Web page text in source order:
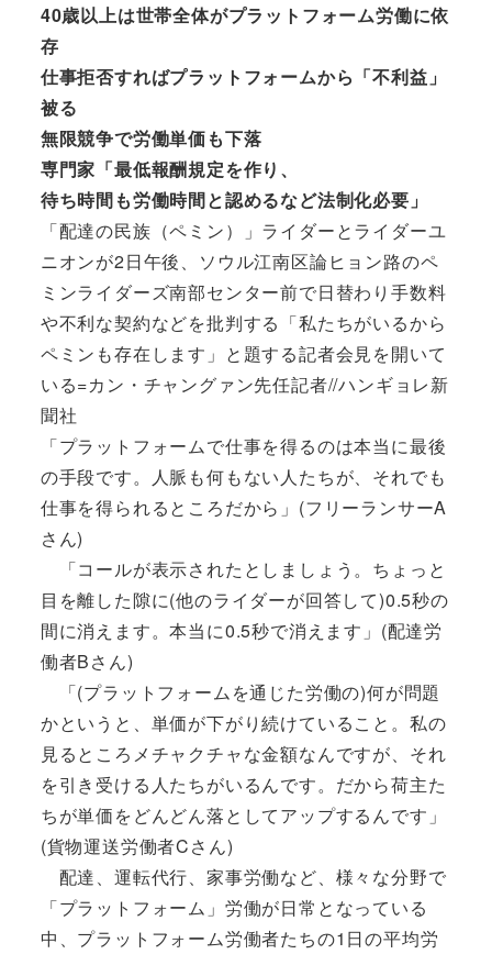
40歳以上は世帯全体がプラットフォーム労働に依
存
仕事拒否すればプラットフォームから「不利益」
被る
無限競争で労働単価も下落
専門家「最低報酬規定を作り、
待ち時間も労働時間と認めるなど法制化必要」
「配達の民族（ペミン）」ライダーとライダーユ
ニオンが2日午後、ソウル江南区論ヒョン路のペ
ミンライダーズ南部センター前で日替わり手数料
や不利な契約などを批判する「私たちがいるから
ペミンも存在します」と題する記者会見を開いて
いる=カン・チャングァン先任記者//ハンギョレ新
聞社
「プラットフォームで仕事を得るのは本当に最後
の手段です。人脈も何もない人たちが、それでも
仕事を得られるところだから」(フリーランサーA
さん)
「コールが表示されたとしましょう。ちょっと
目を離した隙に(他のライダーが回答して)0.5秒の
間に消えます。本当に0.5秒で消えます」(配達労
働者Bさん)
「(プラットフォームを通じた労働の)何が問題
かというと、単価が下がり続けていること。私の
見るところメチャクチャな金額なんですが、それ
を引き受ける人たちがいるんです。だから荷主た
ちが単価をどんどん落としてアップするんです」
(貨物運送労働者Cさん)
配達、運転代行、家事労働など、様々な分野で
「プラットフォーム」労働が日常となっている
中、プラットフォーム労働者たちの1日の平均労